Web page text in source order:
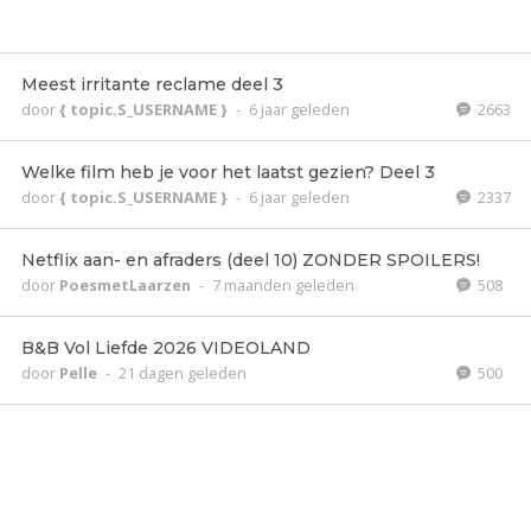
Meest irritante reclame deel 3
door{ topic.S_USERNAME } - 6 jaar geleden 2663
Welke film heb je voor het laatst gezien? Deel 3
door{ topic.S_USERNAME } - 6 jaar geleden 2337
Netflix aan- en afraders (deel 10) ZONDER SPOILERS!
door PoesmetLaarzen - 7 maanden geleden 508
B&B Vol Liefde 2026 VIDEOLAND
door Pelle - 21 dagen geleden 500